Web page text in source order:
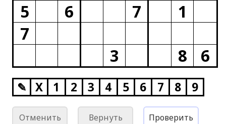
5
6 7
1
7
3
8 6
✎ X 1 2 3 4 5 6 7 8 9
Отменить Вернуть Проверить